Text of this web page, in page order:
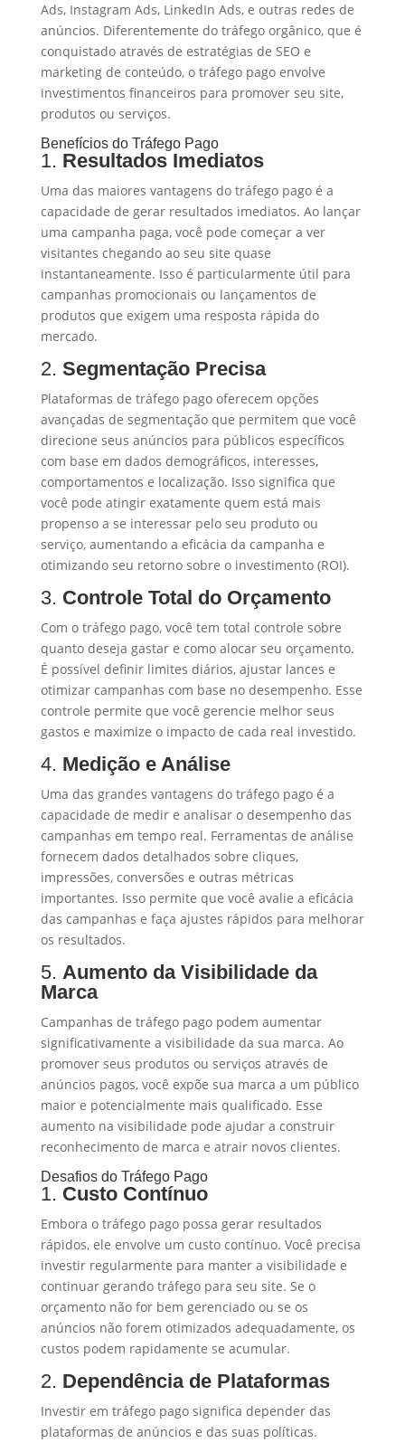
Ads, Instagram Ads, LinkedIn Ads, e outras redes de
anúncios. Diferentemente do tráfego orgânico, que é
conquistado através de estratégias de SEO e
marketing de conteúdo, o tráfego pago envolve
investimentos financeiros para promover seu site,
produtos ou serviços.
Benefícios do Tráfego Pago
1. Resultados Imediatos
Uma das maiores vantagens do tráfego pago é a
capacidade de gerar resultados imediatos. Ao lançar
uma campanha paga, você pode começar a ver
visitantes chegando ao seu site quase
instantaneamente. Isso é particularmente útil para
campanhas promocionais ou lançamentos de
produtos que exigem uma resposta rápida do
mercado.
2. Segmentação Precisa
Plataformas de tráfego pago oferecem opções
avançadas de segmentação que permitem que você
direcione seus anúncios para públicos específicos
com base em dados demográficos, interesses,
comportamentos e localização. Isso significa que
você pode atingir exatamente quem está mais
propenso a se interessar pelo seu produto ou
serviço, aumentando a eficácia da campanha e
otimizando seu retorno sobre o investimento (ROI).
3. Controle Total do Orçamento
Com o tráfego pago, você tem total controle sobre
quanto deseja gastar e como alocar seu orçamento.
É possível definir limites diários, ajustar lances e
otimizar campanhas com base no desempenho. Esse
controle permite que você gerencie melhor seus
gastos e maximize o impacto de cada real investido.
4. Medição e Análise
Uma das grandes vantagens do tráfego pago é a
capacidade de medir e analisar o desempenho das
campanhas em tempo real. Ferramentas de análise
fornecem dados detalhados sobre cliques,
impressões, conversões e outras métricas
importantes. Isso permite que você avalie a eficácia
das campanhas e faça ajustes rápidos para melhorar
os resultados.
5. Aumento da Visibilidade da
Marca
Campanhas de tráfego pago podem aumentar
significativamente a visibilidade da sua marca. Ao
promover seus produtos ou serviços através de
anúncios pagos, você expõe sua marca a um público
maior e potencialmente mais qualificado. Esse
aumento na visibilidade pode ajudar a construir
reconhecimento de marca e atrair novos clientes.
Desafios do Tráfego Pago
1. Custo Contínuo
Embora o tráfego pago possa gerar resultados
rápidos, ele envolve um custo contínuo. Você precisa
investir regularmente para manter a visibilidade e
continuar gerando tráfego para seu site. Se o
orçamento não for bem gerenciado ou se os
anúncios não forem otimizados adequadamente, os
custos podem rapidamente se acumular.
2. Dependência de Plataformas
Investir em tráfego pago significa depender das
plataformas de anúncios e das suas políticas.